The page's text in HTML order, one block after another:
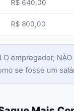
R$ 640,00
R$ 800,00
empregador,
se fosse um